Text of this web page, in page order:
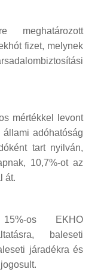
meghatározott
fizet, melynek
mértékkel levont
adóhatóság
tart nyilván,
10,7%-ot az
át.
os EKHO
baleseti
járadékra és